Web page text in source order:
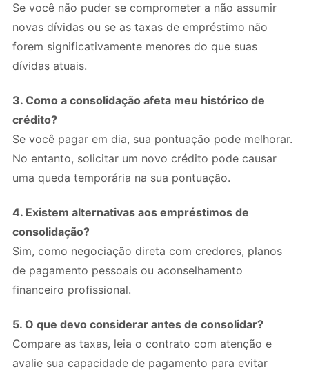
Se você não puder se comprometer a não assumir
novas dívidas ou se as taxas de empréstimo não
forem significativamente menores do que suas
dívidas atuais.
3. Como a consolidação afeta meu histórico de
crédito?
Se você pagar em dia, sua pontuação pode melhorar.
No entanto, solicitar um novo crédito pode causar
uma queda temporária na sua pontuação.
4. Existem alternativas aos empréstimos de
consolidação?
Sim, como negociação direta com credores, planos
de pagamento pessoais ou aconselhamento
financeiro profissional.
5. O que devo considerar antes de consolidar?
Compare as taxas, leia o contrato com atenção e
avalie sua capacidade de pagamento para evitar